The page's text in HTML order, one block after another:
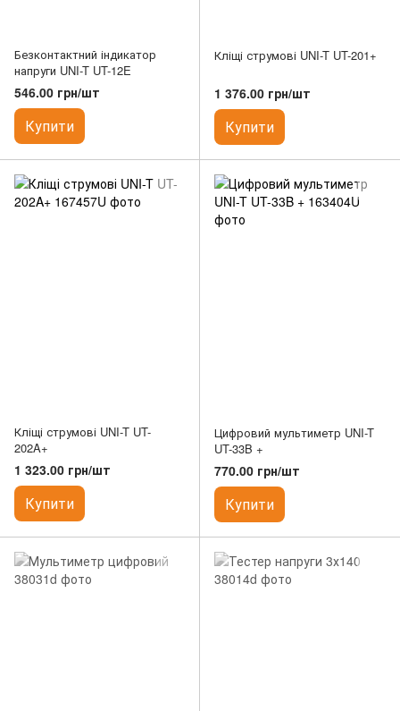
Безконтактний індикатор
напруги UNI-T UT-12E
546.00 грн/шт
Купити
Кліщі струмові UNI-T UT-201+
1 376.00 грн/шт
Купити
Кліщі струмові UNI-T UT-
202A+
1 323.00 грн/шт
Купити
Цифровий мультиметр UNI-T
UT-33B +
770.00 грн/шт
Купити